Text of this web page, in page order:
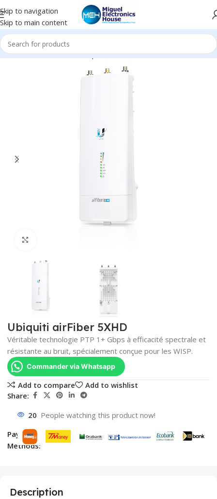
Skip to navigation
Skip to main content
Accueil Réseau informatique Antenne
Ubiquiti airFiber 5XHD
Véritable technologie PTP 1+ Gbps à efficacité spectrale et
résistante au bruit, spécialement conçue pour les WISP.
Commander via Whatsapp
Add to compare
Add to wishlist
Share:
20 People watching this product now!
Payment
Methods:
Description